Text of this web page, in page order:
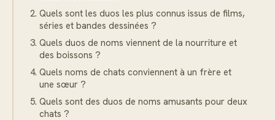
Quels sont les duos les plus connus issus de films,
séries et bandes dessinées ?
Quels duos de noms viennent de la nourriture et
des boissons ?
Quels noms de chats conviennent à un frère et
une sœur ?
Quels sont des duos de noms amusants pour deux
chats ?